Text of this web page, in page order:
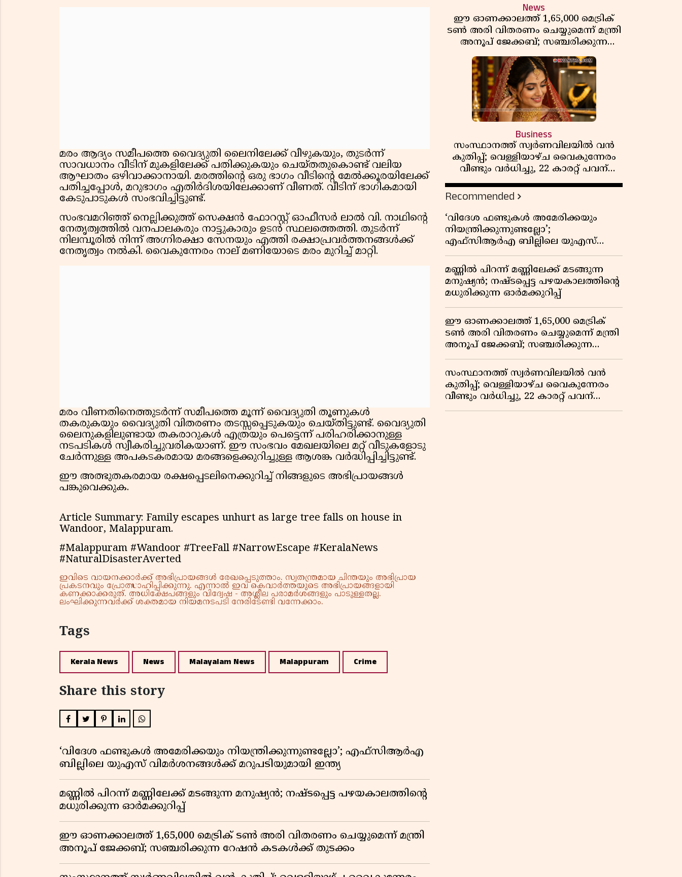
മരം ആദ്യം സമീപത്തെ വൈദ്യുതി ലൈനിലേക്ക് വീഴുകയും, തുടർന്ന്
സാവധാനം വീടിന് മുകളിലേക്ക് പതിക്കുകയും ചെയ്തതുകൊണ്ട് വലിയ
ആഘാതം ഒഴിവാക്കാനായി. മരത്തിന്റെ ഒരു ഭാഗം വീടിന്റെ മേൽക്കൂരയിലേക്ക്
പതിച്ചപ്പോൾ, മറുഭാഗം എതിർദിശയിലേക്കാണ് വീണത്. വീടിന് ഭാഗികമായി
കേടുപാടുകൾ സംഭവിച്ചിട്ടുണ്ട്.
സംഭവമറിഞ്ഞ് നെല്ലിക്കുത്ത് സെക്ഷൻ ഫോറസ്റ്റ് ഓഫീസർ ലാൽ വി. നാഥിന്റെ
നേതൃത്വത്തിൽ വനപാലകരും നാട്ടുകാരും ഉടൻ സ്ഥലത്തെത്തി. തുടർന്ന്
നിലമ്പൂരിൽ നിന്ന് അഗ്നിരക്ഷാ സേനയും എത്തി രക്ഷാപ്രവർത്തനങ്ങൾക്ക്
നേതൃത്വം നൽകി. വൈകുന്നേരം നാല് മണിയോടെ മരം മുറിച്ച് മാറ്റി.
മരം വീണതിനെത്തുടർന്ന് സമീപത്തെ മൂന്ന് വൈദ്യുതി തൂണുകൾ
തകരുകയും വൈദ്യുതി വിതരണം തടസ്സപ്പെടുകയും ചെയ്തിട്ടുണ്ട്. വൈദ്യുതി
ലൈനുകളിലുണ്ടായ തകരാറുകൾ എത്രയും പെട്ടെന്ന് പരിഹരിക്കാനുള്ള
നടപടികൾ സ്വീകരിച്ചുവരികയാണ്. ഈ സംഭവം മേഖലയിലെ മറ്റ് വീടുകളോടു
ചേർന്നുള്ള അപകടകരമായ മരങ്ങളെക്കുറിച്ചുള്ള ആശങ്ക വർദ്ധിപ്പിച്ചിട്ടുണ്ട്.
ഈ അത്ഭുതകരമായ രക്ഷപ്പെടലിനെക്കുറിച്ച് നിങ്ങളുടെ അഭിപ്രായങ്ങൾ
പങ്കുവെക്കുക.
Article Summary: Family escapes unhurt as large tree falls on house in
Wandoor, Malappuram.
#Malappuram #Wandoor #TreeFall #NarrowEscape #KeralaNews
#NaturalDisasterAverted
ഇവിടെ വായനക്കാർക്ക് അഭിപ്രായങ്ങൾ രേഖപ്പെടുത്താം. സ്വതന്ത്രമായ ചിന്തയും അഭിപ്രായ
പ്രകടനവും പ്രോത്സാഹിപ്പിക്കുന്നു. എന്നാൽ ഇവ കെവാർത്തയുടെ അഭിപ്രായങ്ങളായി
കണക്കാക്കരുത്. അധിക്ഷേപങ്ങളും വിദ്വേഷ - അശ്ലീല പരാമർശങ്ങളും പാടുള്ളതല്ല.
ലംഘിക്കുന്നവർക്ക് ശക്തമായ നിയമനടപടി നേരിടേണ്ടി വന്നേക്കാം.
Tags
Kerala News News Malayalam News Malappuram Crime
Share this story
‘വിദേശ ഫണ്ടുകൾ അമേരിക്കയും നിയന്ത്രിക്കുന്നുണ്ടല്ലോ’; എഫ്സിആർഎ
ബില്ലിലെ യുഎസ് വിമർശനങ്ങൾക്ക് മറുപടിയുമായി ഇന്ത്യ
മണ്ണിൽ പിറന്ന് മണ്ണിലേക്ക് മടങ്ങുന്ന മനുഷ്യൻ; നഷ്ടപ്പെട്ട പഴയകാലത്തിൻ്റെ
മധുരിക്കുന്ന ഓർമക്കുറിപ്പ്
ഈ ഓണക്കാലത്ത് 1,65,000 മെട്രിക് ടൺ അരി വിതരണം ചെയ്യുമെന്ന് മന്ത്രി
അനൂപ് ജേക്കബ്; സഞ്ചരിക്കുന്ന റേഷൻ കടകൾക്ക് തുടക്കം
News
ഈ ഓണക്കാലത്ത് 1,65,000 മെട്രിക്
ടൺ അരി വിതരണം ചെയ്യുമെന്ന് മന്ത്രി
അനൂപ് ജേക്കബ്; സഞ്ചരിക്കുന്ന
റേഷൻ കടകൾക്ക് തുടക്കം
Business
സംസ്ഥാനത്ത് സ്വർണവിലയിൽ വൻ
കുതിപ്പ്; വെള്ളിയാഴ്ച വൈകുന്നേരം
വീണ്ടും വർധിച്ചു, 22 കാരറ്റ് പവന്
1,10,920 രൂപയായി
Recommended
‘വിദേശ ഫണ്ടുകൾ അമേരിക്കയും
നിയന്ത്രിക്കുന്നുണ്ടല്ലോ’;
എഫ്സിആർഎ ബില്ലിലെ യുഎസ്
വിമർശനങ്ങൾക്ക് മറുപടിയുമായി ഇന്ത്യ
മണ്ണിൽ പിറന്ന് മണ്ണിലേക്ക് മടങ്ങുന്ന
മനുഷ്യൻ; നഷ്ടപ്പെട്ട പഴയകാലത്തിൻ്റെ
മധുരിക്കുന്ന ഓർമക്കുറിപ്പ്
ഈ ഓണക്കാലത്ത് 1,65,000 മെട്രിക്
ടൺ അരി വിതരണം ചെയ്യുമെന്ന് മന്ത്രി
അനൂപ് ജേക്കബ്; സഞ്ചരിക്കുന്ന
റേഷൻ കടകൾക്ക് തുടക്കം
സംസ്ഥാനത്ത് സ്വർണവിലയിൽ വൻ
കുതിപ്പ്; വെള്ളിയാഴ്ച വൈകുന്നേരം
വീണ്ടും വർധിച്ചു, 22 കാരറ്റ് പവന്
1,10,920 രൂപയായി